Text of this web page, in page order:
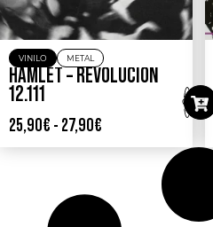
VINILO METAL
HAMLET – REVOLUCIÓN
12.111
25,90€ - 27,90€